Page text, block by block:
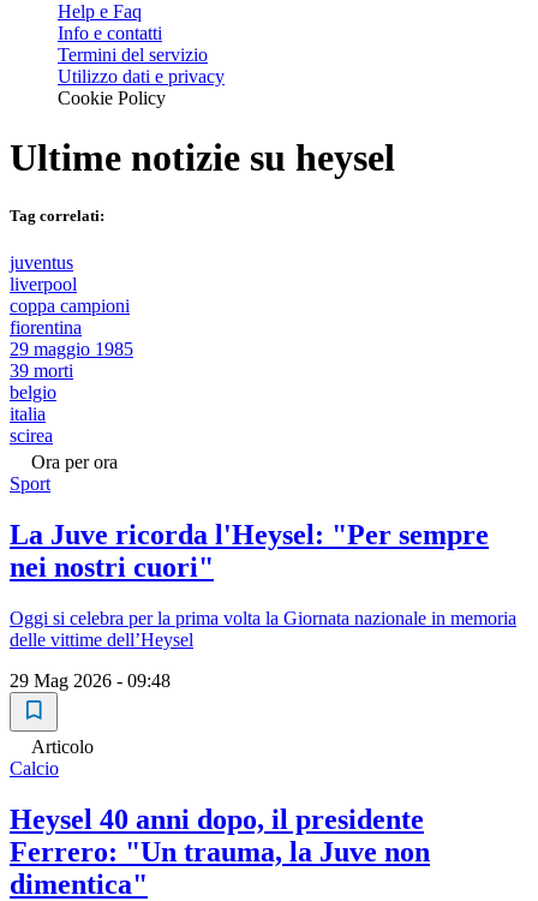
Help e Faq
Info e contatti
Termini del servizio
Utilizzo dati e privacy
Cookie Policy
Ultime notizie su heysel
Tag correlati:
juventus
liverpool
coppa campioni
fiorentina
29 maggio 1985
39 morti
belgio
italia
scirea
Ora per ora
Sport
La Juve ricorda l'Heysel: "Per sempre
nei nostri cuori"
Oggi si celebra per la prima volta la Giornata nazionale in memoria
delle vittime dell’Heysel
29 Mag 2026 - 09:48
Articolo
Calcio
Heysel 40 anni dopo, il presidente
Ferrero: "Un trauma, la Juve non
dimentica"